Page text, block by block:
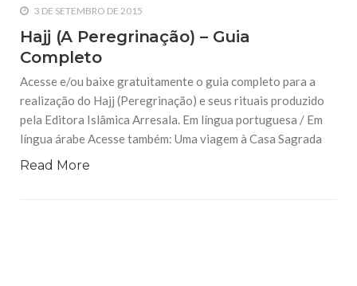
3 DE SETEMBRO DE 2015
Hajj (A Peregrinação) – Guia
Completo
Acesse e/ou baixe gratuitamente o guia completo para a
realização do Hajj (Peregrinação) e seus rituais produzido
pela Editora Islâmica Arresala. Em língua portuguesa / Em
língua árabe Acesse também: Uma viagem à Casa Sagrada
Read More